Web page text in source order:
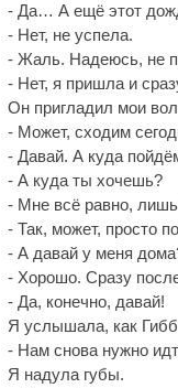
- Да… А ещё этот
- Нет, не успела.
- Жаль. Надеюсь, не
- Нет, я пришла и
Он пригладил мои
- Может, сходим
- Давай. А куда
- А куда ты хочешь?
- Мне всё равно,
- Так, может, просто
- А давай у меня
- Хорошо. Сразу
- Да, конечно, давай!
Я услышала, как
- Нам снова нужно
Я надула губы.